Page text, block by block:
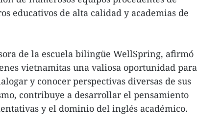
educativos de alta calidad y academias de
de la escuela bilingüe WellSpring, afirmó
vietnamitas una valiosa oportunidad para
y conocer perspectivas diversas de sus
contribuye a desarrollar el pensamiento
y el dominio del inglés académico.